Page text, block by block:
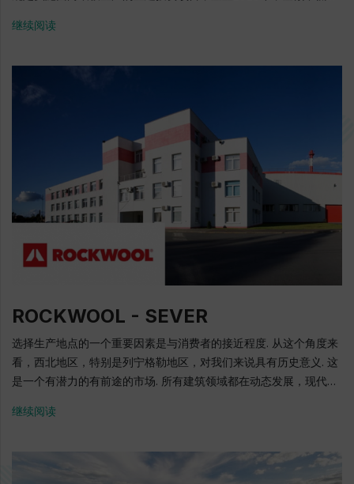
大规模的投资计划. 正在进行以下投资项目：2号纸板分割机的现代
家拥有220多家工厂，70家采矿企业. 列宁格勒地区的KNAUF
PETROBORD（CPB）股份有限公司是俄罗斯最大的废纸盒装和贴
面纸板生产商，在石膏板（石膏建筑板材）生产中使用的贴面纸板
市场占据领先地位. 该企业生产的纸板用于生产石膏板，以及用于包
装食品，洗涤剂，鞋，香水和化妆品，医药制品，儿童玩具，小百
货和家用产品的消费品包装. 几乎每一个国家的一个居民至少买了一
个由“KNAUF PETROBORD”股份有限公司制作的纸板盒子里的商
品. 2018年的投资额是260亿卢布 800个工作岗位 每年24万吨纸板
姆穆纳尔, Pavlovskaya大路, 9号 电话: +7 (812) 460-22-78, +7
(812) 332-11-40 E-mail: kpb@knauf.ru 官方网站: www.knauf.ru
继续阅读
ROCKWOOL - SEVER
选择生产地点的一个重要因素是与消费者的接近程度. 从这个角度来
看，西北地区，特别是列宁格勒地区，对我们来说具有历史意义. 这
是一个有潜力的有前途的市场. 所有建筑领域都在动态发展，现代建
的供应和扩大出口潜力. 我还要指出与当局的富有成效的互动. 由
包括经济集团，采用了以商业为导向的方法. 维堡地方当局坚持采用
相同的策略，始终对投资者的任何要求作出迅速反应. ROCKWOOL
继续阅读